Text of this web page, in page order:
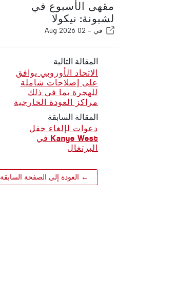
مقهى الأسبوع في
لشبونة: نيكولا
في - 02 Aug 2026
المقالة التالية
الاتحاد الأوروبي يوافق
على إصلاحات شاملة
للهجرة بما في ذلك
مراكز العودة الخارجية
المقالة السابقة
دعوات لإلغاء حفل
Kanye West في
البرتغال
← العودة إلى الصفحة السابقة